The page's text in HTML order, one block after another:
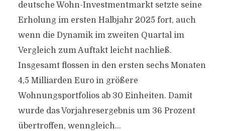
deutsche Wohn-Investmentmarkt setzte seine
Erholung im ersten Halbjahr 2025 fort, auch
wenn die Dynamik im zweiten Quartal im
Vergleich zum Auftakt leicht nachließ.
Insgesamt flossen in den ersten sechs Monaten
4,5 Milliarden Euro in größere
Wohnungsportfolios ab 30 Einheiten. Damit
wurde das Vorjahresergebnis um 36 Prozent
übertroffen, wenngleich...